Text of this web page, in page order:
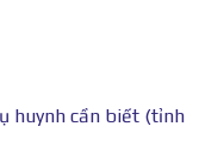
huynh cần biết (tỉnh